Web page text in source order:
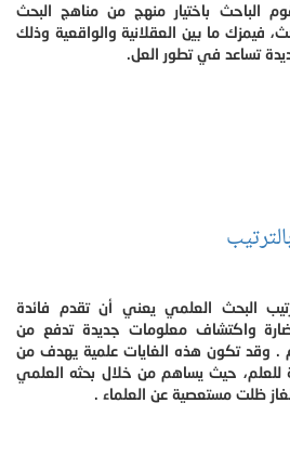
الباحث باختيار منهج من مناهج البحث
فيمزك ما بين العقلانية والواقعية وذلك
تساعد في تطور العل.
البحث العلمي يعني أن تقدم فائدة
واكتشاف معلومات جديدة تدفع من
. وقد تكون هذه الغايات علمية يهدف من
للعلم، حيث يساهم من خلال بحثه العلمي
ظلت مستعصية عن العلماء .